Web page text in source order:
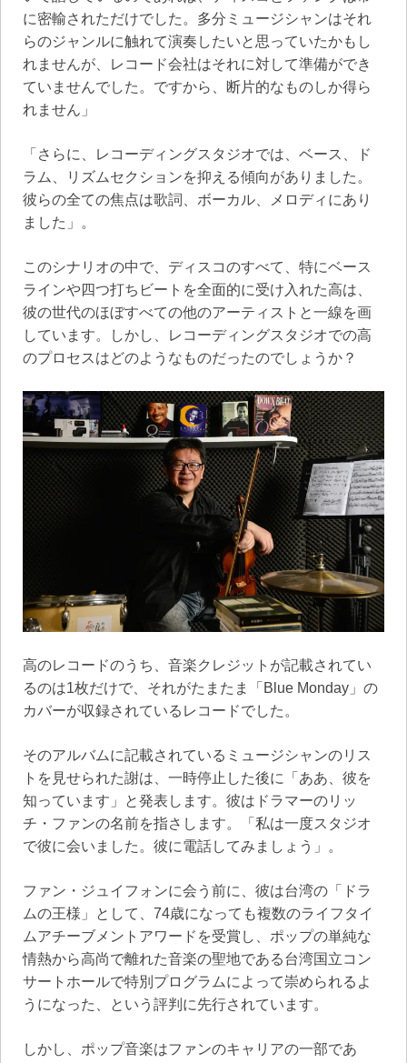
に密輸されただけでした。多分ミュージシャンはそれ
らのジャンルに触れて演奏したいと思っていたかもし
れませんが、レコード会社はそれに対して準備ができ
ていませんでした。ですから、断片的なものしか得ら
れません」
「さらに、レコーディングスタジオでは、ベース、ド
ラム、リズムセクションを抑える傾向がありました。
彼らの全ての焦点は歌詞、ボーカル、メロディにあり
ました」。
このシナリオの中で、ディスコのすべて、特にベース
ラインや四つ打ちビートを全面的に受け入れた高は、
彼の世代のほぼすべての他のアーティストと一線を画
しています。しかし、レコーディングスタジオでの高
のプロセスはどのようなものだったのでしょうか？
高のレコードのうち、音楽クレジットが記載されてい
るのは1枚だけで、それがたまたま「Blue Monday」の
カバーが収録されているレコードでした。
そのアルバムに記載されているミュージシャンのリス
トを見せられた謝は、一時停止した後に「ああ、彼を
知っています」と発表します。彼はドラマーのリッ
チ・ファンの名前を指さします。「私は一度スタジオ
で彼に会いました。彼に電話してみましょう」。
ファン・ジュイフォンに会う前に、彼は台湾の「ドラ
ムの王様」として、74歳になっても複数のライフタイ
ムアチーブメントアワードを受賞し、ポップの単純な
情熱から高尚で離れた音楽の聖地である台湾国立コン
サートホールで特別プログラムによって崇められるよ
うになった、という評判に先行されています。
しかし、ポップ音楽はファンのキャリアの一部であ